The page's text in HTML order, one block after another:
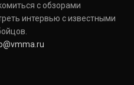
с обзорами
интервью с известными